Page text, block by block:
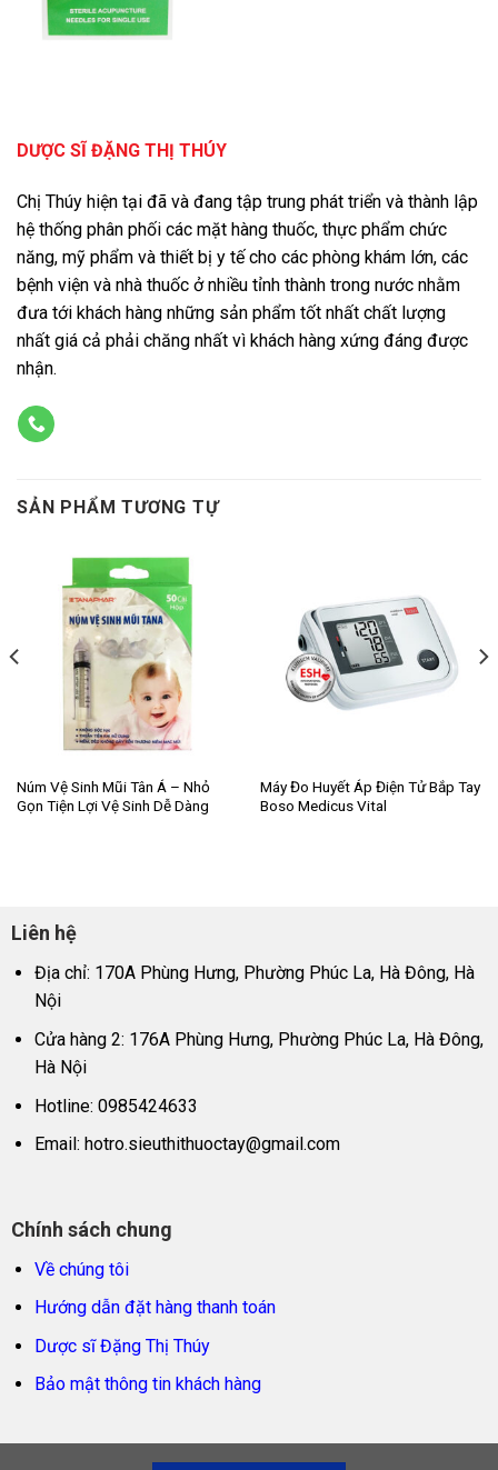
DƯỢC SĨ ĐẶNG THỊ THÚY
Chị Thúy hiện tại đã và đang tập trung phát triển và thành lập
hệ thống phân phối các mặt hàng thuốc, thực phẩm chức
năng, mỹ phẩm và thiết bị y tế cho các phòng khám lớn, các
bệnh viện và nhà thuốc ở nhiều tỉnh thành trong nước nhằm
đưa tới khách hàng những sản phẩm tốt nhất chất lượng
nhất giá cả phải chăng nhất vì khách hàng xứng đáng được
nhận.
SẢN PHẨM TƯƠNG TỰ
Núm Vệ Sinh Mũi Tân Á – Nhỏ
Gọn Tiện Lợi Vệ Sinh Dễ Dàng
Máy Đo Huyết Áp Điện Tử Bắp Tay
Boso Medicus Vital
Liên hệ
Địa chỉ: 170A Phùng Hưng, Phường Phúc La, Hà Đông, Hà
Nội
Cửa hàng 2: 176A Phùng Hưng, Phường Phúc La, Hà Đông,
Hà Nội
Hotline: 0985424633
Email: hotro.sieuthithuoctay@gmail.com
Chính sách chung
Về chúng tôi
Hướng dẫn đặt hàng thanh toán
Dược sĩ Đặng Thị Thúy
Bảo mật thông tin khách hàng